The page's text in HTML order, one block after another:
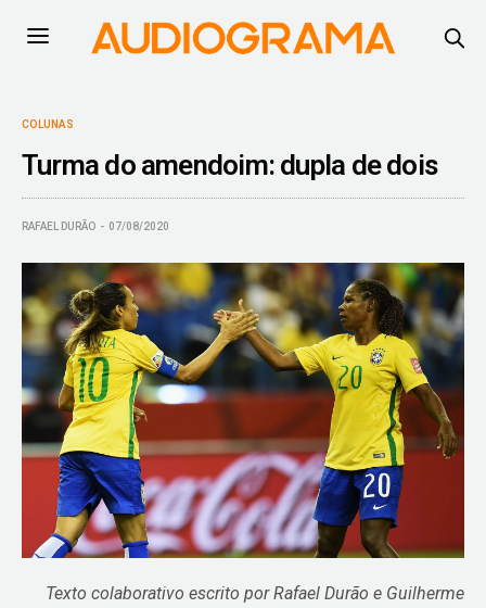
COLUNAS
Turma do amendoim: dupla de dois
RAFAEL DURÃO 07/08/2020
Texto colaborativo escrito por Rafael Durão e Guilherme